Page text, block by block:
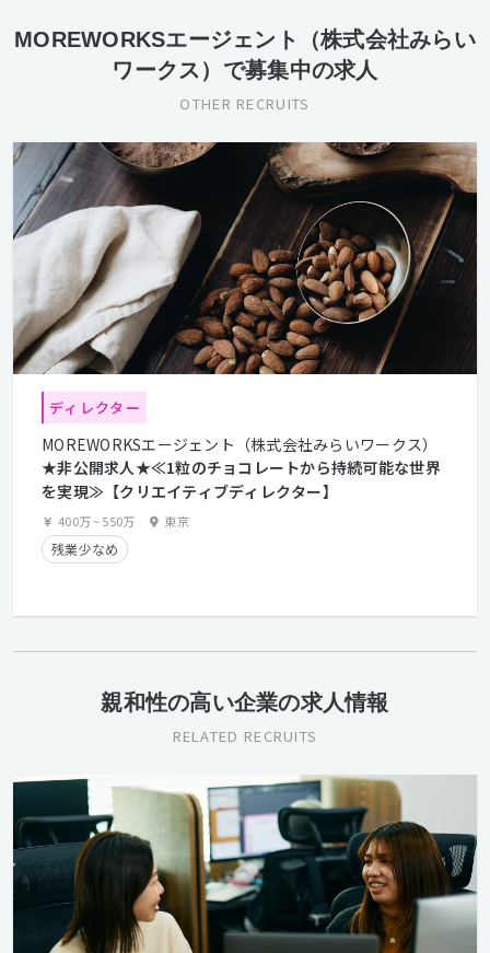
MOREWORKSエージェント（株式会社みらい
ワークス）で募集中の求人
OTHER RECRUITS
ディレクター
MOREWORKSエージェント（株式会社みらいワークス）
★非公開求人★≪1粒のチョコレートから持続可能な世界
を実現≫【クリエイティブディレクター】
400万~550万 東京
残業少なめ
親和性の高い企業の求人情報
RELATED RECRUITS